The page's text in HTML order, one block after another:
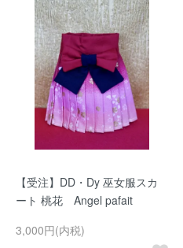
【受注】DD・Dy 巫女服スカ
ート 桃花 Angel pafait
3,000円(内税)